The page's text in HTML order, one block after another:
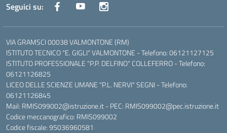
Seguici su:
VIA GRAMSCI 00038 VALMONTONE (RM)
ISTITUTO TECNICO "E. GIGLI" VALMONTONE - Telefono: 06121127125
ISTITUTO PROFESSIONALE "P.P. DELFINO" COLLEFERRO - Telefono:
06121126825
LICEO DELLE SCIENZE UMANE "P.L. NERVI" SEGNI - Telefono:
06121126845
Mail: RMIS099002@istruzione.it - PEC: RMIS099002@pec.istruzione.it
Codice meccanografico: RMIS099002
Codice fiscale: 95036960581